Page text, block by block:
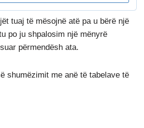
tuaj të mësojnë atë pa u bërë një
po ju shpalosim një mënyrë
përmendësh ata.
shumëzimit me anë të tabelave të